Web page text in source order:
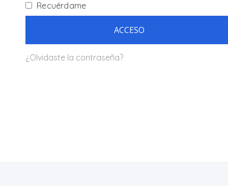
Recuérdame
ACCESO
¿Olvidaste la contraseña?